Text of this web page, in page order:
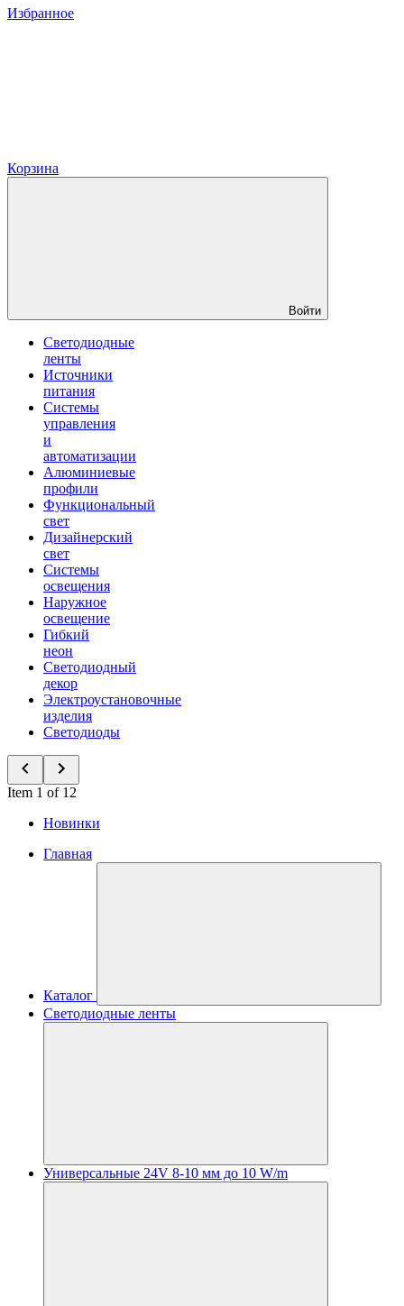
Избранное
Корзина
Войти
Светодиодные
ленты
Источники
питания
Системы
управления
и
автоматизации
Алюминиевые
профили
Функциональный
свет
Дизайнерский
свет
Системы
освещения
Наружное
освещение
Гибкий
неон
Светодиодный
декор
Электроустановочные
изделия
Светодиоды
Item 1 of 12
Новинки
Главная
Каталог
Светодиодные ленты
Универсальные 24V 8-10 мм до 10 W/m